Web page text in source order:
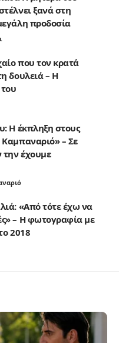
ξανά στη
προδοσία
που τον κρατά
δουλειά – Η
Η έκπληξη στους
– Σε
την έχουμε
«Από τότε έχω να
– Η φωτογραφία με
2018